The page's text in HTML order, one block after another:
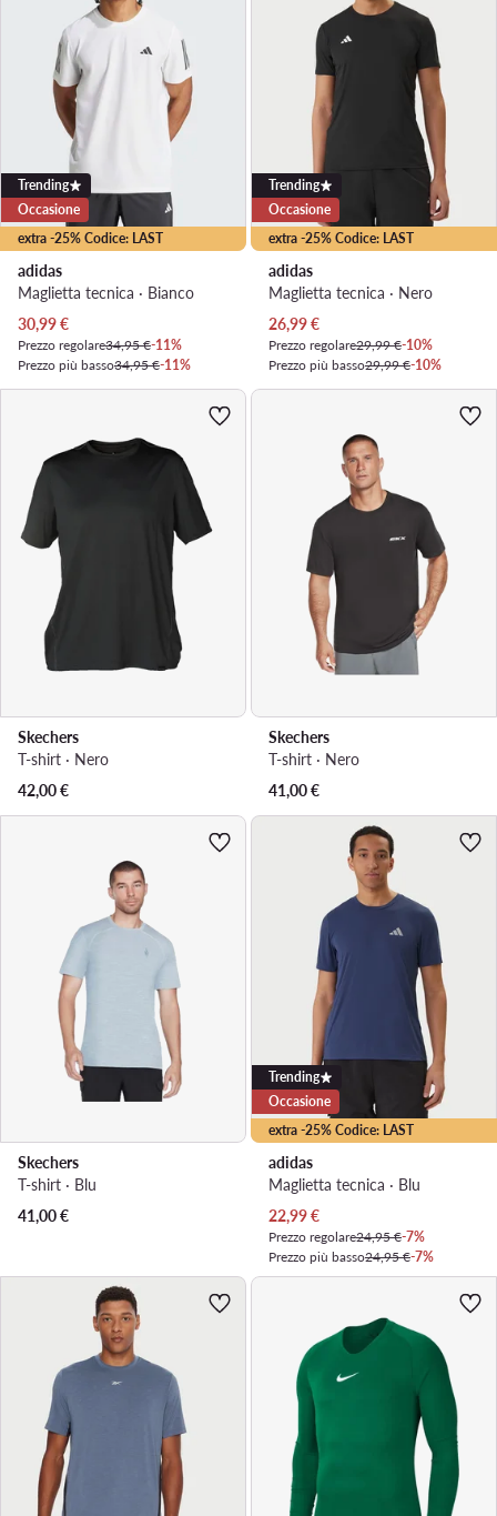
extra -25% Codice: LAST
Trending
Occasione
adidas
Maglietta tecnica · Bianco
Prezzo attuale
30,99€
Prezzo regolare34,95 €-11%
Prezzo più basso34,95 €-11%
extra -25% Codice: LAST
Trending
Occasione
adidas
Maglietta tecnica · Nero
Prezzo attuale
26,99€
Prezzo regolare29,99 €-10%
Prezzo più basso29,99 €-10%
Skechers
T-shirt · Nero
42,00€
Skechers
T-shirt · Nero
41,00€
Skechers
T-shirt · Blu
41,00€
extra -25% Codice: LAST
Trending
Occasione
adidas
Maglietta tecnica · Blu
Prezzo attuale
22,99€
Prezzo regolare24,95 €-7%
Prezzo più basso24,95 €-7%